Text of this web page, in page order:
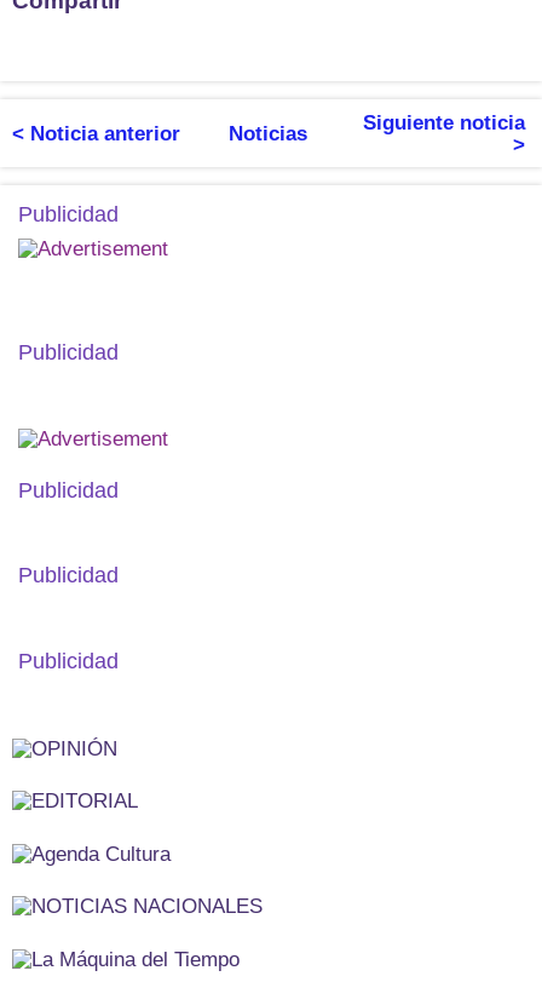
< Noticia anterior Noticias
Siguiente noticia
>
Publicidad
Publicidad
Publicidad
Publicidad
Publicidad